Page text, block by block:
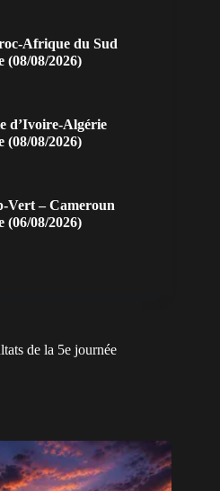
Afrique du Sud
(08/08/2026)
d’Ivoire-Algérie
(08/08/2026)
Vert – Cameroun
(06/08/2026)
de la 5e journée